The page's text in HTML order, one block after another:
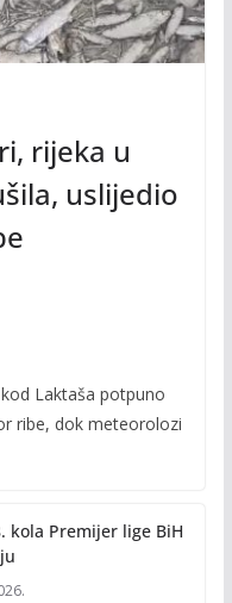
rijeka u
uslijedio
Laktaša potpuno
ribe, dok meteorolozi
kola Premijer lige BiH